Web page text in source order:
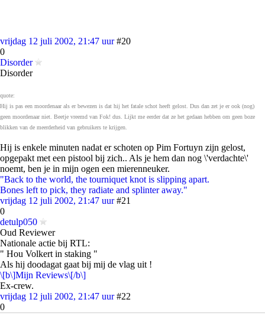
vrijdag 12 juli 2002, 21:47 uur #20
0
Disorder
Disorder
quote:
Hij is pas een moordenaar als er bewezen is dat hij het fatale schot heeft gelost. Dus dan zet je er ook (nog)
geen moordenaar niet. Beetje vreemd van Fok! dus. Lijkt me eerder dat ze het gedaan hebben om geen boze
blikken van de meerderheid van gebruikers te krijgen.
Hij is enkele minuten nadat er schoten op Pim Fortuyn zijn gelost,
opgepakt met een pistool bij zich.. Als je hem dan nog \'verdachte\'
noemt, ben je in mijn ogen een mierenneuker.
"Back to the world, the tourniquet knot is slipping apart.
Bones left to pick, they radiate and splinter away."
vrijdag 12 juli 2002, 21:47 uur #21
0
detulp050
Oud Reviewer
Nationale actie bij RTL:
" Hou Volkert in staking "
Als hij doodagat gaat bij mij de vlag uit !
\[b\]Mijn Reviews\[/b\]
Ex-crew.
vrijdag 12 juli 2002, 21:47 uur #22
0